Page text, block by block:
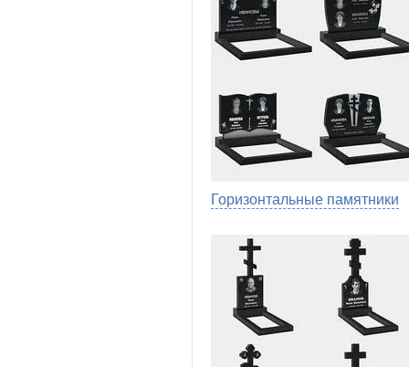
Горизонтальные памятники